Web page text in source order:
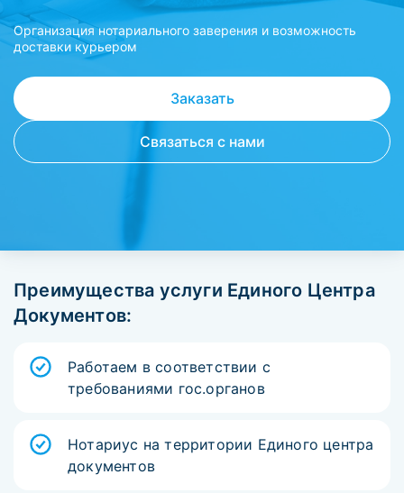
Организация нотариального заверения и возможность
доставки курьером
Заказать
Связаться с нами
Преимущества услуги Единого Центра
Документов:
Работаем в соответствии с
требованиями гос.органов
Нотариус на территории Единого центра
документов